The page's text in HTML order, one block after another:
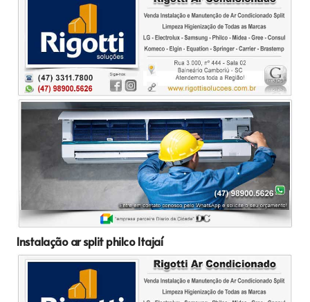
Instalação ar split philco Itajaí